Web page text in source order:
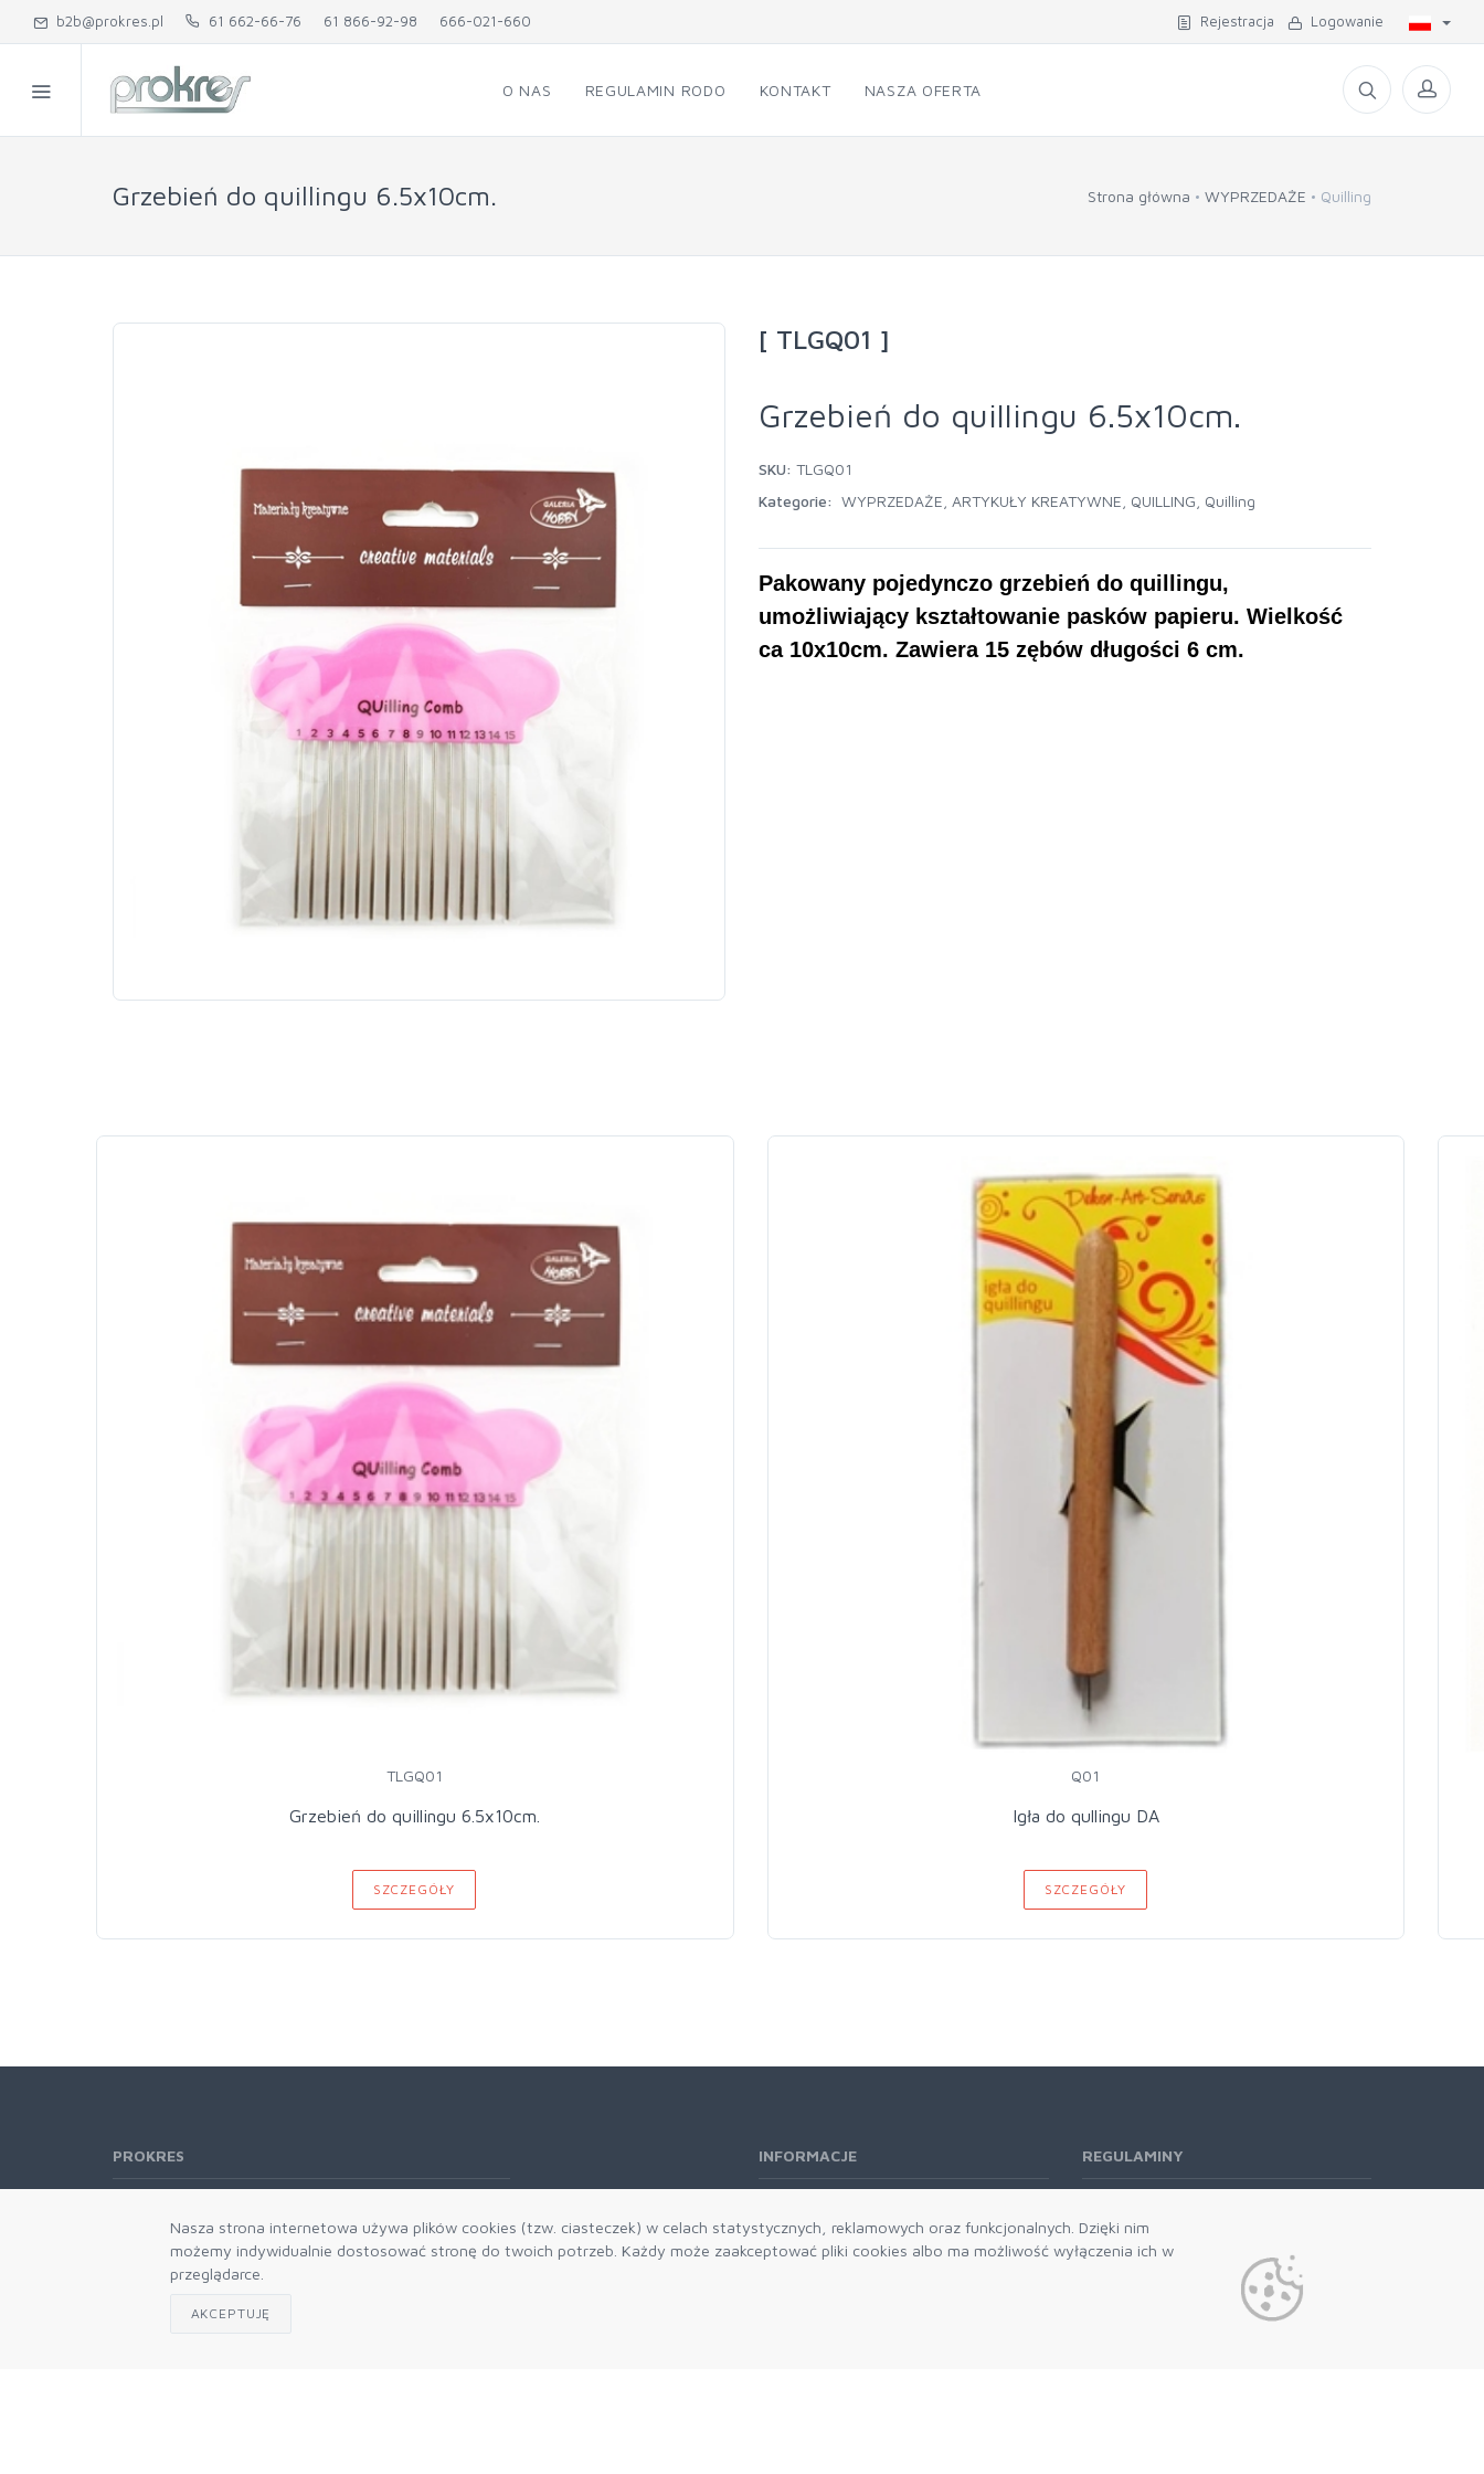
Nasza strona internetowa używa plików cookies (tzw. ciasteczek) w celach statystycznych, reklamowych oraz funkcjonalnych. Dzięki nim
możemy indywidualnie dostosować stronę do twoich potrzeb. Każdy może zaakceptować pliki cookies albo ma możliwość wyłączenia ich w
przeglądarce.
AKCEPTUJĘ
b2b@prokres.pl 61 662-66-76 61 866-92-98 666-021-660 Rejestracja Logowanie
O NAS REGULAMIN RODO KONTAKT NASZA OFERTA
Grzebień do quillingu 6.5x10cm. Strona główna WYPRZEDAŻE Quilling
[ TLGQ01 ]
Grzebień do quillingu 6.5x10cm.
SKU: TLGQ01
Kategorie: WYPRZEDAŻE ARTYKUŁY KREATYWNE QUILLING Quilling
Pakowany pojedynczo grzebień do quillingu,
umożliwiający kształtowanie pasków papieru. Wielkość
ca 10x10cm. Zawiera 15 zębów długości 6 cm.
TLGQ01
Grzebień do quillingu 6.5x10cm.
SZCZEGÓŁY
Q01
Igła do qullingu DA
SZCZEGÓŁY
PROKRES
61 866-92-98
666-021-660
Dział handlowy email: prokres@prokres.pl
INFORMACJE
Kontakt
REGULAMINY